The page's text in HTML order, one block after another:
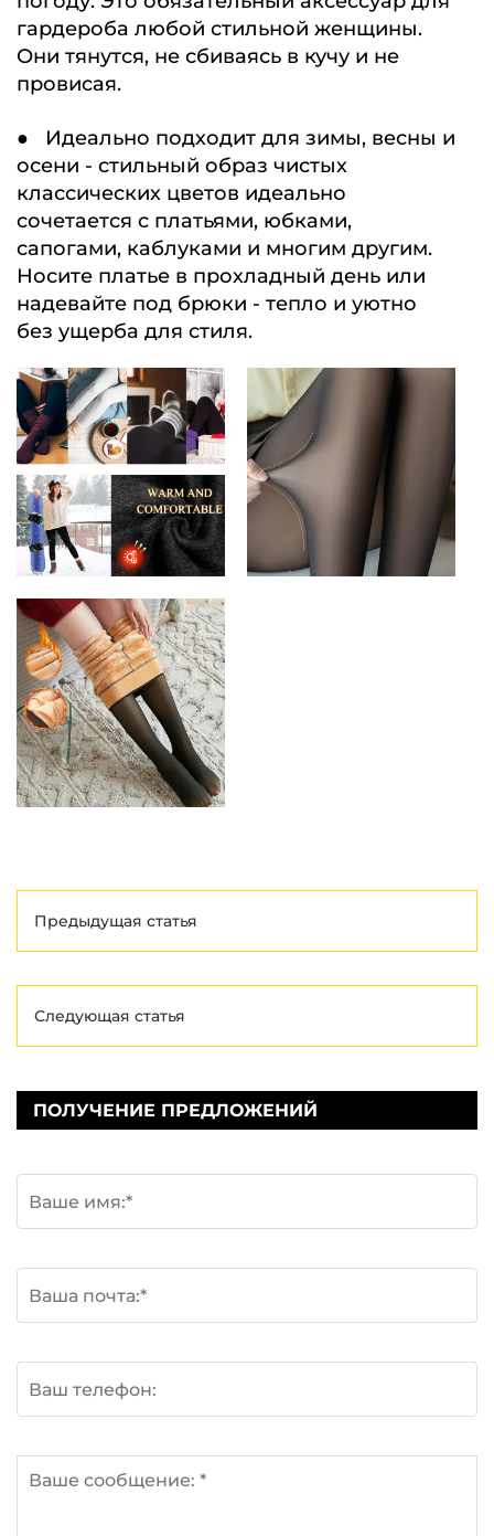
гардероба любой стильной женщины.
Они тянутся, не сбиваясь в кучу и не
провисая.
● Идеально подходит для зимы, весны и
осени - стильный образ чистых
классических цветов идеально
сочетается с платьями, юбками,
сапогами, каблуками и многим другим.
Носите платье в прохладный день или
надевайте под брюки - тепло и уютно
без ущерба для стиля.
Предыдущая статья
Следующая статья
ПОЛУЧЕНИЕ ПРЕДЛОЖЕНИЙ